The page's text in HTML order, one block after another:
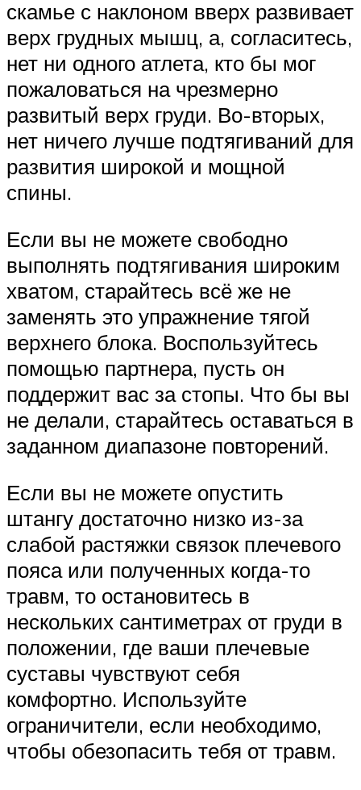
скамье с наклоном вверх развивает
верх грудных мышц, а, согласитесь,
нет ни одного атлета, кто бы мог
пожаловаться на чрезмерно
развитый верх груди. Во-вторых,
нет ничего лучше подтягиваний для
развития широкой и мощной
спины.
Если вы не можете свободно
выполнять подтягивания широким
хватом, старайтесь всё же не
заменять это упражнение тягой
верхнего блока. Воспользуйтесь
помощью партнера, пусть он
поддержит вас за стопы. Что бы вы
не делали, старайтесь оставаться в
заданном диапазоне повторений.
Если вы не можете опустить
штангу достаточно низко из-за
слабой растяжки связок плечевого
пояса или полученных когда-то
травм, то остановитесь в
нескольких сантиметрах от груди в
положении, где ваши плечевые
суставы чувствуют себя
комфортно. Используйте
ограничители, если необходимо,
чтобы обезопасить тебя от травм.